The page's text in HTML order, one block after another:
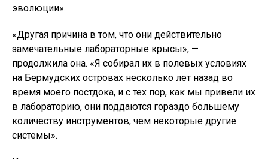
эволюции».
«Другая причина в том, что они действительно
замечательные лабораторные крысы», —
продолжила она. «Я собирал их в полевых условиях
на Бермудских островах несколько лет назад во
время моего постдока, и с тех пор, как мы привели их
в лабораторию, они поддаются гораздо большему
количеству инструментов, чем некоторые другие
системы».